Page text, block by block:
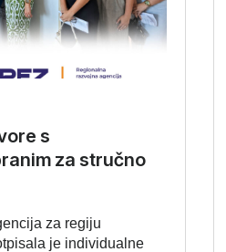
s
za stručno
za regiju
je individualne